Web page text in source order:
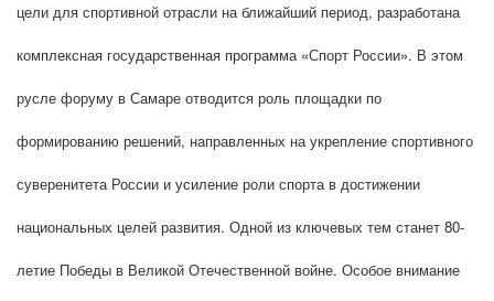
цели для спортивной отрасли на ближайший период, разработана
комплексная государственная программа «Спорт России». В этом
русле форуму в Самаре отводится роль площадки по
формированию решений, направленных на укрепление спортивного
суверенитета России и усиление роли спорта в достижении
национальных целей развития. Одной из ключевых тем станет 80-
летие Победы в Великой Отечественной войне. Особое внимание